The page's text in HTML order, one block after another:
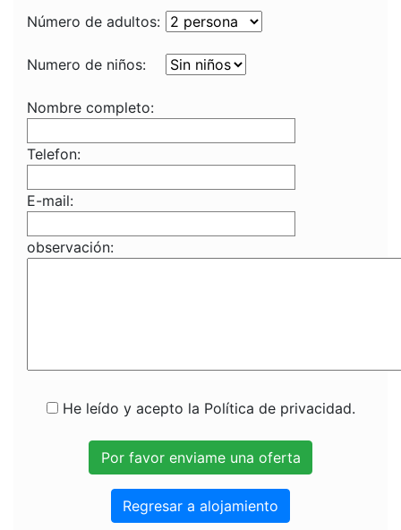
Número de adultos:
Numero de niños:
Nombre completo:
Telefon:
E-mail:
observación:
He leído y acepto la Política de privacidad.
Regresar a alojamiento